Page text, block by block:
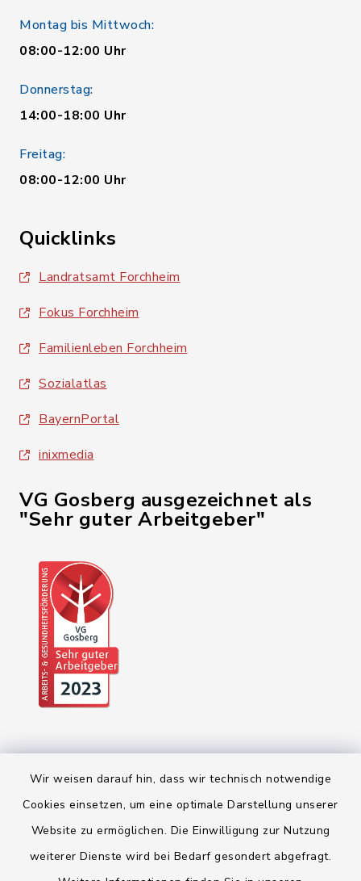
Wir weisen darauf hin, dass wir technisch notwendige
Cookies einsetzen, um eine optimale Darstellung unserer
Website zu ermöglichen. Die Einwilligung zur Nutzung
weiterer Dienste wird bei Bedarf gesondert abgefragt.
Montag bis Mittwoch:
08:00-12:00 Uhr
Donnerstag:
14:00-18:00 Uhr
Freitag:
08:00-12:00 Uhr
Quicklinks
Landratsamt Forchheim
Fokus Forchheim
Familienleben Forchheim
Sozialatlas
BayernPortal
inixmedia
VG Gosberg ausgezeichnet als
"Sehr guter Arbeitgeber"